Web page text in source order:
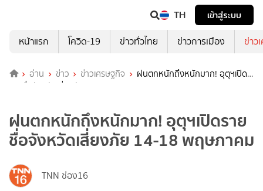
TH
เข้าสู่ระบบ
หน้าแรก
โควิด-19 ข่าวทั่วไทย ข่าวการเมือง ข่าว
อ่าน ข่าว ข่าวเศรษฐกิจ
ฝนตกหนักถึงหนักมาก! อุตุฯเปิด
รายชื่อจังหวัดเสี่ยงภัย 14-18 พฤษภาคม
ฝนตกหนักถึงหนักมาก! อุตุฯเปิดราย
ชื่อจังหวัดเสี่ยงภัย 14-18 พฤษภาคม
TNN ช่อง16